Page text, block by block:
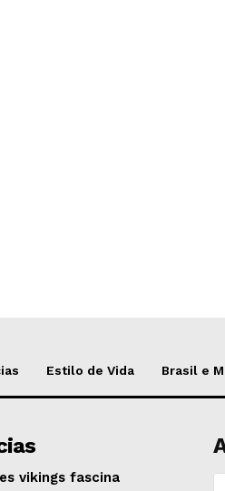
Estilo de Vida Brasil e
vikings fascina